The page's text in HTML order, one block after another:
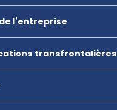
l’entreprise
transfrontalières